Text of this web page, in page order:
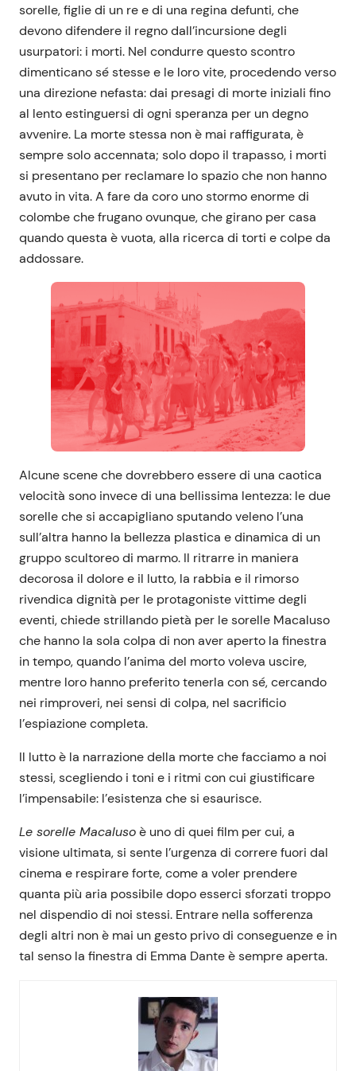
sorelle, figlie di un re e di una regina defunti, che
devono difendere il regno dall’incursione degli
usurpatori: i morti. Nel condurre questo scontro
dimenticano sé stesse e le loro vite, procedendo verso
una direzione nefasta: dai presagi di morte iniziali fino
al lento estinguersi di ogni speranza per un degno
avvenire. La morte stessa non è mai raffigurata, è
sempre solo accennata; solo dopo il trapasso, i morti
si presentano per reclamare lo spazio che non hanno
avuto in vita. A fare da coro uno stormo enorme di
colombe che frugano ovunque, che girano per casa
quando questa è vuota, alla ricerca di torti e colpe da
addossare.
Alcune scene che dovrebbero essere di una caotica
velocità sono invece di una bellissima lentezza: le due
sorelle che si accapigliano sputando veleno l’una
sull’altra hanno la bellezza plastica e dinamica di un
gruppo scultoreo di marmo. Il ritrarre in maniera
decorosa il dolore e il lutto, la rabbia e il rimorso
rivendica dignità per le protagoniste vittime degli
eventi, chiede strillando pietà per le sorelle Macaluso
che hanno la sola colpa di non aver aperto la finestra
in tempo, quando l’anima del morto voleva uscire,
mentre loro hanno preferito tenerla con sé, cercando
nei rimproveri, nei sensi di colpa, nel sacrificio
l’espiazione completa.
Il lutto è la narrazione della morte che facciamo a noi
stessi, scegliendo i toni e i ritmi con cui giustificare
l’impensabile: l’esistenza che si esaurisce.
Le sorelle Macalusoè uno di quei film per cui, a
visione ultimata, si sente l’urgenza di correre fuori dal
cinema e respirare forte, come a voler prendere
quanta più aria possibile dopo esserci sforzati troppo
nel dispendio di noi stessi. Entrare nella sofferenza
degli altri non è mai un gesto privo di conseguenze e in
tal senso la finestra di Emma Dante è sempre aperta.